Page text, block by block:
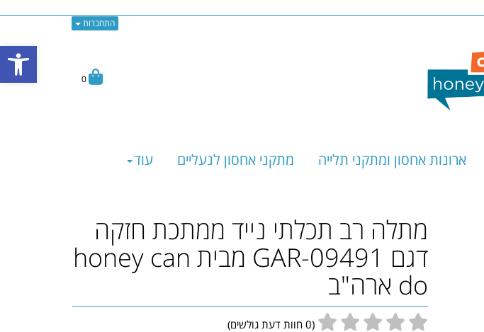
התחברות
0
ארונות אחסון ומתקני תלייה מתקני אחסון לנעליים עוד
מתלה רב תכלתי נייד ממתכת חזקה
דגם GAR-09491 מבית honey can
do ארה"ב
(
0 חוות דעת גולשים)